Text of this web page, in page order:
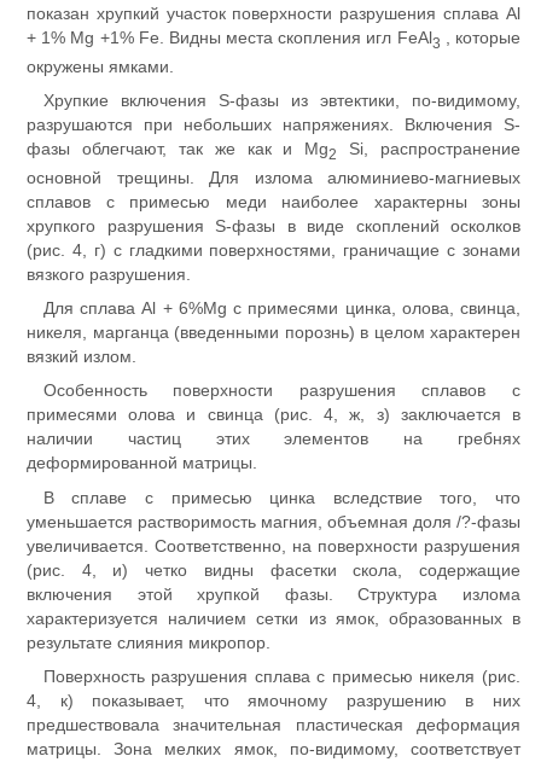
показан хрупкий участок поверхности разрушения сплава Al
+ 1% Mg +1% Fe. Видны места скопления игл FeAl 3 , которые
окружены ямками.
Хрупкие включения S-фазы из эвтектики, по-видимому,
разрушаются при небольших напряжениях. Включения S-
фазы облегчают, так же как и Mg2
Si, распространение
основной трещины. Для излома алюминиево-магниевых
сплавов с примесью меди наиболее характерны зоны
хрупкого разрушения S-фазы в виде скоплений осколков
(рис. 4, г) с гладкими поверхностями, граничащие с зонами
вязкого разрушения.
Для сплава Al + 6%Mg с примесями цинка, олова, свинца,
никеля, марганца (введенными порознь) в целом характерен
вязкий излом.
Особенность поверхности разрушения сплавов с
примесями олова и свинца (рис. 4, ж, з) заключается в
наличии частиц этих элементов на гребнях
деформированной матрицы.
В сплаве с примесью цинка вследствие того, что
уменьшается растворимость магния, объемная доля /?-фазы
увеличивается. Соответственно, на поверхности разрушения
(рис. 4, и) четко видны фасетки скола, содержащие
включения этой хрупкой фазы. Структура излома
характеризуется наличием сетки из ямок, образованных в
результате слияния микропор.
Поверхность разрушения сплава с примесью никеля (рис.
4, к) показывает, что ямочному разрушению в них
предшествовала значительная пластическая деформация
матрицы. Зона мелких ямок, по-видимому, соответствует